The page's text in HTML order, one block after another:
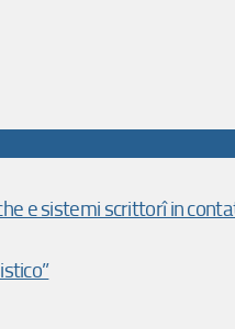
e sistemi scrittorî in